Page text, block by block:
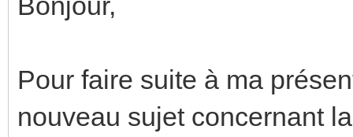
Pour faire suite à ma
nouveau sujet concernant